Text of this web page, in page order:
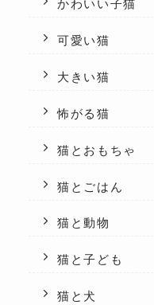
可愛い猫
大きい猫
怖がる猫
猫とおもちゃ
猫とごはん
猫と動物
猫と子ども
猫と犬